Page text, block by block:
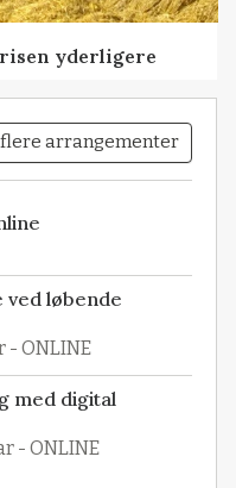
yderligere
flere arrangementer
ved løbende
- ONLINE
med digital
- ONLINE